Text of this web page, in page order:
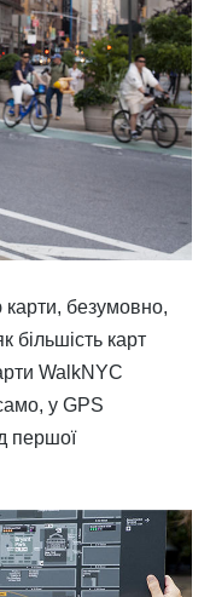
безумовно,
більшість карт
WalkNYC
у GPS
першої